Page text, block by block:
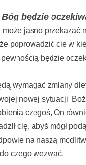
będzie
jasno przekazać
poprowadzić cie w
będzie
wymagać zmiany
nowej sytuacji.
czegoś, On
cię, abyś mógł
na naszą
czego wezwać.